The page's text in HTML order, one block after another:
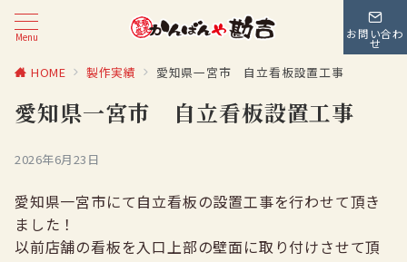
Menu お問い合わ
せ
HOME 製作実績 愛知県一宮市 自立看板設置工事
愛知県一宮市 自立看板設置工事
2026年6月23日
愛知県一宮市にて自立看板の設置工事を行わせて頂き
ました！
以前店舗の看板を入口上部の壁面に取り付けさせて頂